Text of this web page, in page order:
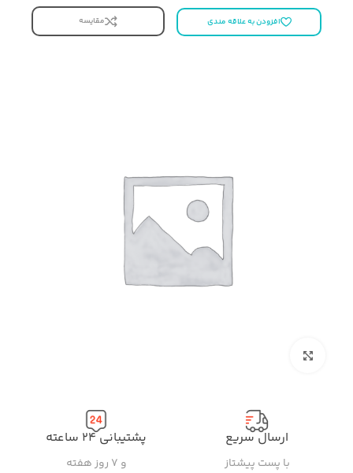
افزودن به علاقه مندی مقایسه
ارسال سریع
با پست پیشتاز
پشتیبانی ۲۴ ساعته
و ۷ روز هفته